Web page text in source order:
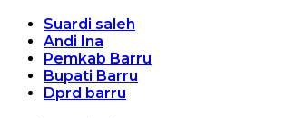
Suardi saleh
Andi Ina
Pemkab Barru
Bupati Barru
Dprd barru